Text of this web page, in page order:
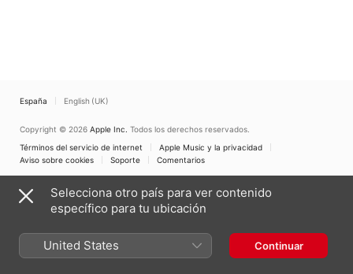
España English (UK)
Copyright © 2026 Apple Inc. Todos los derechos reservados.
Términos del servicio de internet
Apple Music y la privacidad
Aviso sobre cookies
Soporte Comentarios
Selecciona otro país para ver contenido
específico para tu ubicación
United States Continuar